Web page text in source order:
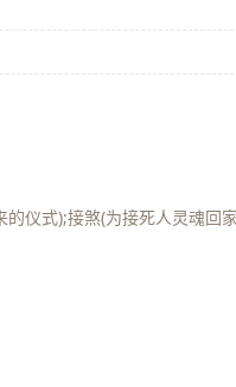
仪式);接煞(为接死人灵魂回